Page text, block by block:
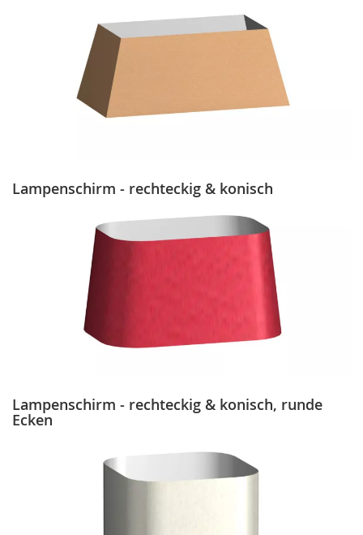
Lampenschirm - rechteckig & konisch
Lampenschirm - rechteckig & konisch, runde
Ecken